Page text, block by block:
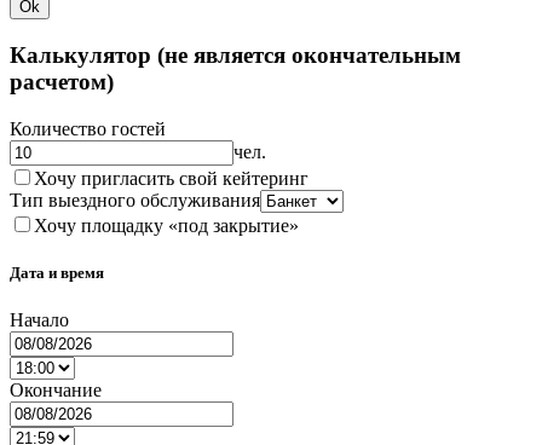
Ok
Калькулятор (не является окончательным
расчетом)
Количество гостей
чел.
Хочу пригласить свой кейтеринг
Тип выездного обслуживания
Хочу площадку «под закрытие»
Дата и время
Начало
Окончание